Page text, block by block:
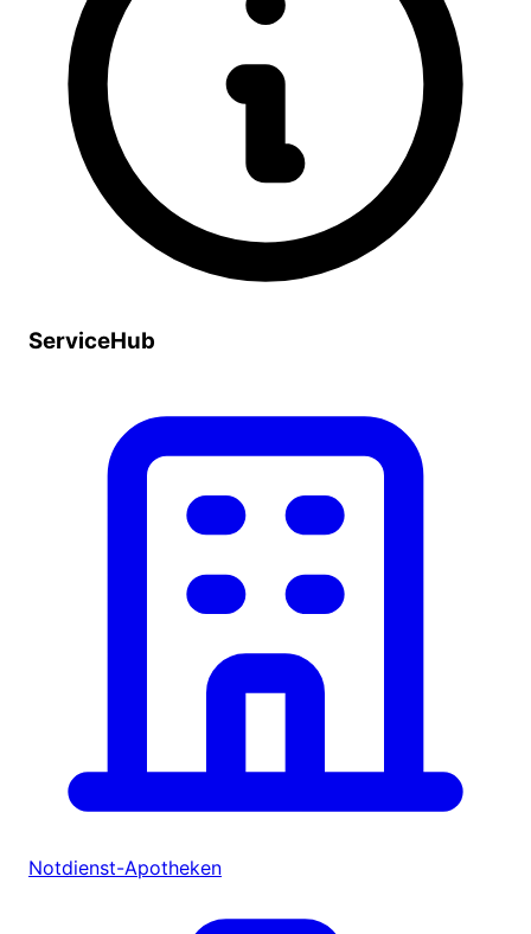
ServiceHub
Notdienst-Apotheken